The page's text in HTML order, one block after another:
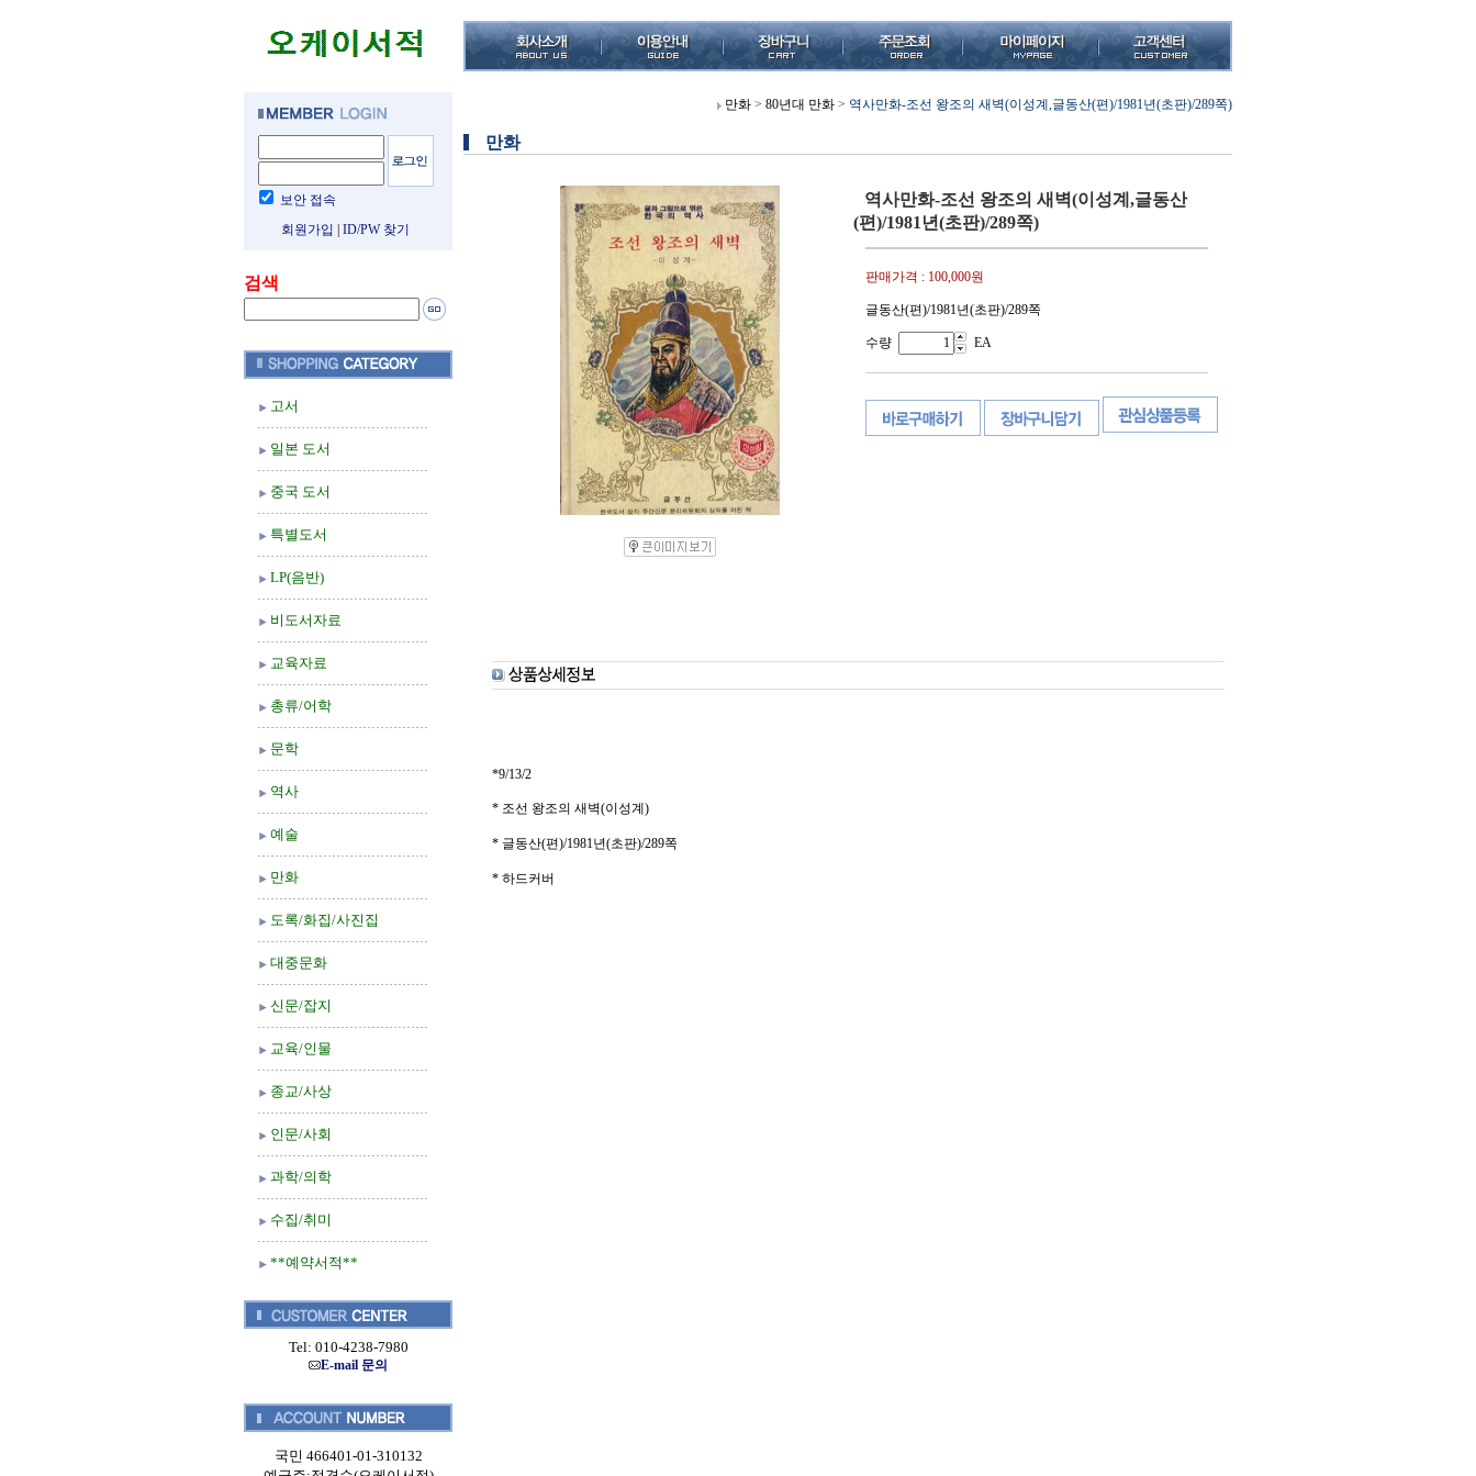
보안 접속
회원가입
ID/PW 찾기
검색
고서
일본 도서
중국 도서
특별도서
LP(음반)
비도서자료
교육자료
총류/어학
문학
역사
예술
만화
도록/화집/사진집
대중문화
신문/잡지
교육/인물
종교/사상
인문/사회
과학/의학
수집/취미
**예약서적**
Tel: 010-4238-7980
E-mail 문의
국민 466401-01-310132
만화 > 80년대 만화 > 역사만화-조선 왕조의 새벽(이성계,글동산(편)/1981년(초판)/289쪽)
만화
역사만화-조선 왕조의 새벽(이성계,글동산
(편)/1981년(초판)/289쪽)
판매가격 : 100,000원
글동산(편)/1981년(초판)/289쪽
수량 EA
*9/13/2
* 조선 왕조의 새벽(이성계)
* 글동산(편)/1981년(초판)/289쪽
* 하드커버